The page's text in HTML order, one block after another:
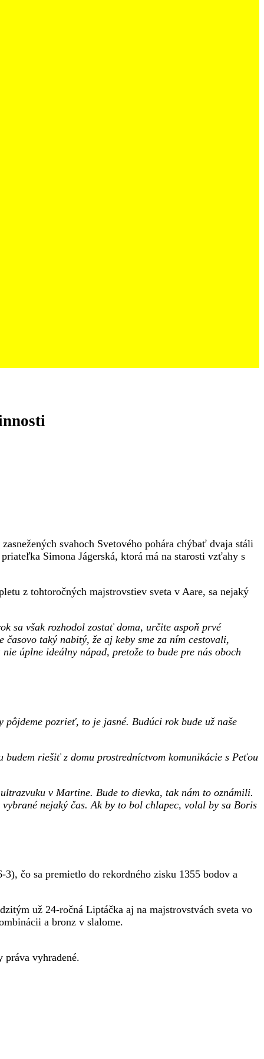
svahoch Svetového pohára chýbať dvaja stáli
Simona Jágerská, ktorá má na starosti vzťahy s
z tohtoročných majstrovstiev sveta v Aare, sa nejaký
sa však rozhodol zostať doma, určite aspoň prvé
taký nabitý, že aj keby sme za ním cestovali,
úplne ideálny nápad, pretože to bude pre nás oboch
pôjdeme pozrieť, to je jasné. Budúci rok bude už naše
budem riešiť z domu prostredníctvom komunikácie s Peťou
v Martine. Bude to dievka, tak nám to oznámili.
nejaký čas. Ak by to bol chlapec, volal by sa Boris
čo sa premietlo do rekordného zisku 1355 bodov a
už 24-ročná Liptáčka aj na majstrovstvách sveta vo
a bronz v slalome.
vyhradené.